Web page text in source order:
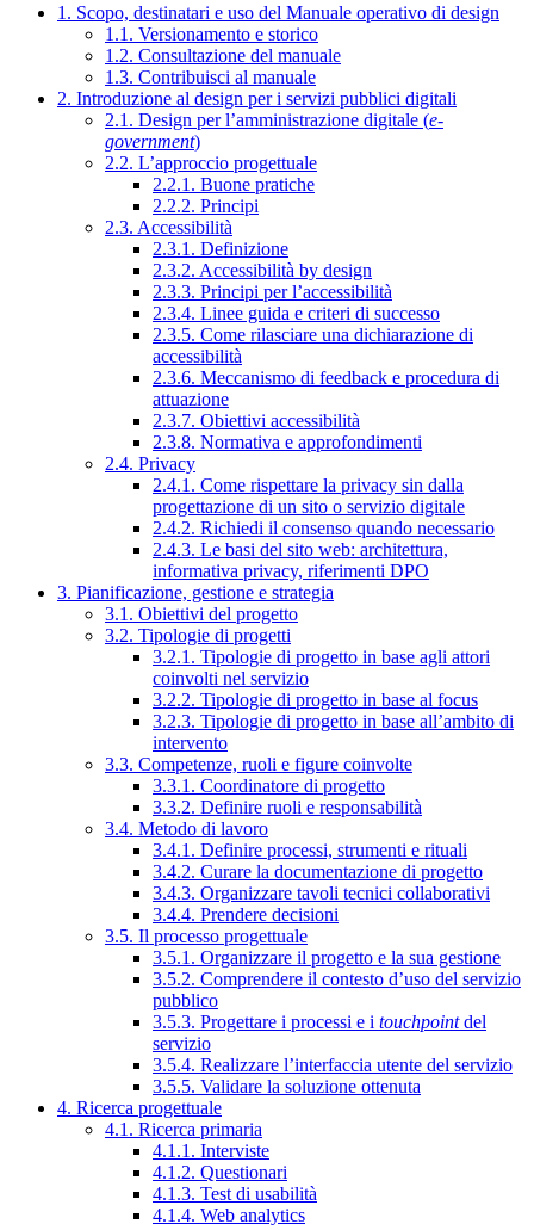
1. Scopo, destinatari e uso del Manuale operativo di design
1.1. Versionamento e storico
1.2. Consultazione del manuale
1.3. Contribuisci al manuale
2. Introduzione al design per i servizi pubblici digitali
2.1. Design per l’amministrazione digitale (e-
government)
2.2. L’approccio progettuale
2.2.1. Buone pratiche
2.2.2. Principi
2.3. Accessibilità
2.3.1. Definizione
2.3.2. Accessibilità by design
2.3.3. Principi per l’accessibilità
2.3.4. Linee guida e criteri di successo
2.3.5. Come rilasciare una dichiarazione di
accessibilità
2.3.6. Meccanismo di feedback e procedura di
attuazione
2.3.7. Obiettivi accessibilità
2.3.8. Normativa e approfondimenti
2.4. Privacy
2.4.1. Come rispettare la privacy sin dalla
progettazione di un sito o servizio digitale
2.4.2. Richiedi il consenso quando necessario
2.4.3. Le basi del sito web: architettura,
informativa privacy, riferimenti DPO
3. Pianificazione, gestione e strategia
3.1. Obiettivi del progetto
3.2. Tipologie di progetti
3.2.1. Tipologie di progetto in base agli attori
coinvolti nel servizio
3.2.2. Tipologie di progetto in base al focus
3.2.3. Tipologie di progetto in base all’ambito di
intervento
3.3. Competenze, ruoli e figure coinvolte
3.3.1. Coordinatore di progetto
3.3.2. Definire ruoli e responsabilità
3.4. Metodo di lavoro
3.4.1. Definire processi, strumenti e rituali
3.4.2. Curare la documentazione di progetto
3.4.3. Organizzare tavoli tecnici collaborativi
3.4.4. Prendere decisioni
3.5. Il processo progettuale
3.5.1. Organizzare il progetto e la sua gestione
3.5.2. Comprendere il contesto d’uso del servizio
pubblico
3.5.3. Progettare i processi e i touchpointdel
servizio
3.5.4. Realizzare l’interfaccia utente del servizio
3.5.5. Validare la soluzione ottenuta
4. Ricerca progettuale
4.1. Ricerca primaria
4.1.1. Interviste
4.1.2. Questionari
4.1.3. Test di usabilità
4.1.4. Web analytics